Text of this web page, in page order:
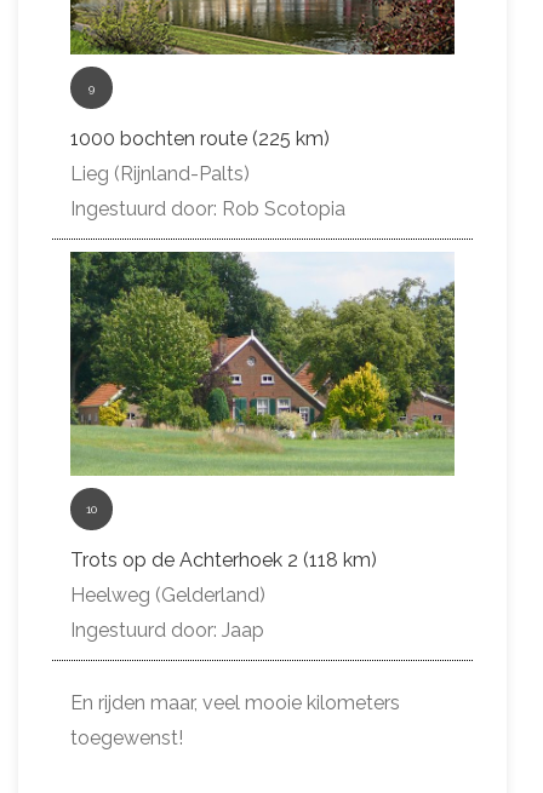
9
1000 bochten route (225 km)
Lieg (Rijnland-Palts)
Ingestuurd door: Rob Scotopia
10
Trots op de Achterhoek 2 (118 km)
Heelweg (Gelderland)
Ingestuurd door: Jaap
En rijden maar, veel mooie kilometers
toegewenst!